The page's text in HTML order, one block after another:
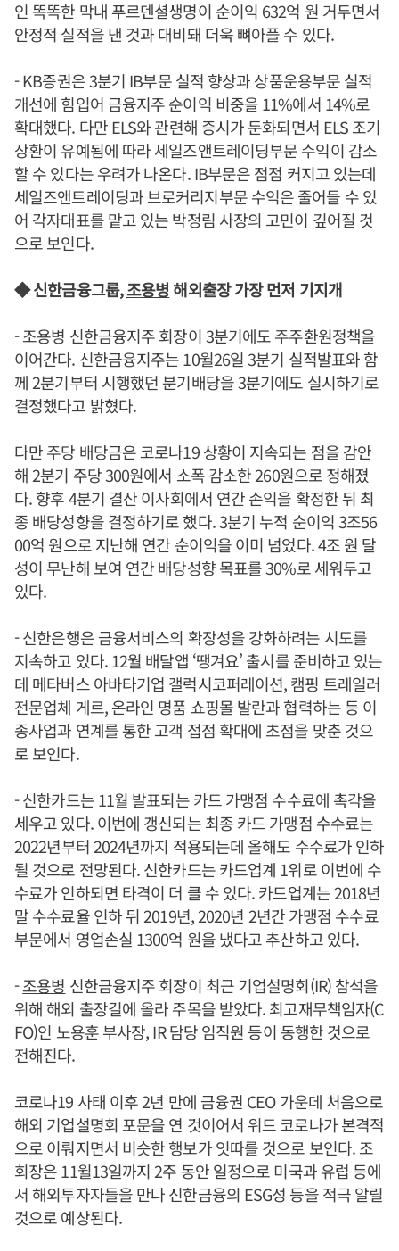
인 똑똑한 막내 푸르덴셜생명이 순이익 632억 원 거두면서
안정적 실적을 낸 것과 대비돼 더욱 뼈아플 수 있다.
- KB증권은 3분기 IB부문 실적 향상과 상품운용부문 실적
개선에 힘입어 금융지주 순이익 비중을 11%에서 14%로
확대했다. 다만 ELS와 관련해 증시가 둔화되면서 ELS 조기
상환이 유예됨에 따라 세일즈앤트레이딩부문 수익이 감소
할 수 있다는 우려가 나온다. IB부문은 점점 커지고 있는데
세일즈앤트레이딩과 브로커리지부문 수익은 줄어들 수 있
어 각자대표를 맡고 있는 박정림 사장의 고민이 깊어질 것
으로 보인다.
◆ 신한금융그룹,조용병해외출장 가장 먼저 기지개
-조용병 신한금융지주 회장이 3분기에도 주주환원정책을
이어간다. 신한금융지주는 10월26일 3분기 실적발표와 함
께 2분기부터 시행했던 분기배당을 3분기에도 실시하기로
결정했다고 밝혔다.
다만 주당 배당금은 코로나19 상황이 지속되는 점을 감안
해 2분기 주당 300원에서 소폭 감소한 260원으로 정해졌
다. 향후 4분기 결산 이사회에서 연간 손익을 확정한 뒤 최
종 배당성향을 결정하기로 했다. 3분기 누적 순이익 3조56
00억 원으로 지난해 연간 순이익을 이미 넘었다. 4조 원 달
성이 무난해 보여 연간 배당성향 목표를 30%로 세워두고
있다.
- 신한은행은 금융서비스의 확장성을 강화하려는 시도를
지속하고 있다. 12월 배달앱 ‘땡겨요’ 출시를 준비하고 있는
데 메타버스 아바타기업 갤럭시코퍼레이션, 캠핑 트레일러
전문업체 게르, 온라인 명품 쇼핑몰 발란과 협력하는 등 이
종사업과 연계를 통한 고객 접점 확대에 초점을 맞춘 것으
로 보인다.
- 신한카드는 11월 발표되는 카드 가맹점 수수료에 촉각을
세우고 있다. 이번에 갱신되는 최종 카드 가맹점 수수료는
2022년부터 2024년까지 적용되는데 올해도 수수료가 인하
될 것으로 전망된다. 신한카드는 카드업계 1위로 이번에 수
수료가 인하되면 타격이 더 클 수 있다. 카드업계는 2018년
말 수수료율 인하 뒤 2019년, 2020년 2년간 가맹점 수수료
부문에서 영업손실 1300억 원을 냈다고 추산하고 있다.
-조용병 신한금융지주 회장이 최근 기업설명회(IR) 참석을
위해 해외 출장길에 올라 주목을 받았다. 최고재무책임자(C
FO)인 노용훈 부사장, IR 담당 임직원 등이 동행한 것으로
전해진다.
코로나19 사태 이후 2년 만에 금융권 CEO 가운데 처음으로
해외 기업설명회 포문을 연 것이어서 위드 코로나가 본격적
으로 이뤄지면서 비슷한 행보가 잇따를 것으로 보인다. 조
회장은 11월13일까지 2주 동안 일정으로 미국과 유럽 등에
서 해외투자자들을 만나 신한금융의 ESG성 등을 적극 알릴
것으로 예상된다.